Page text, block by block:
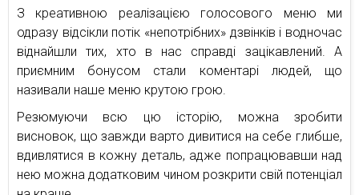
З креативною реалізацією голосового меню ми
одразу відсікли потік «непотрібних» дзвінків і водночас
віднайшли тих, хто в нас справді зацікавлений. А
приємним бонусом стали коментарі людей, що
називали наше меню крутою грою.
Резюмуючи всю цю історію, можна зробити
висновок, що завжди варто дивитися на себе глибше,
вдивлятися в кожну деталь, адже попрацювавши над
нею можна додатковим чином розкрити свій потенціал